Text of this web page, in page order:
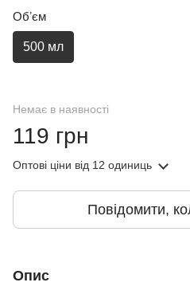
Обʼєм
500 мл
Немає в наявності
119 грн
Оптові ціни від 12 одиниць
Повідомити,
Опис